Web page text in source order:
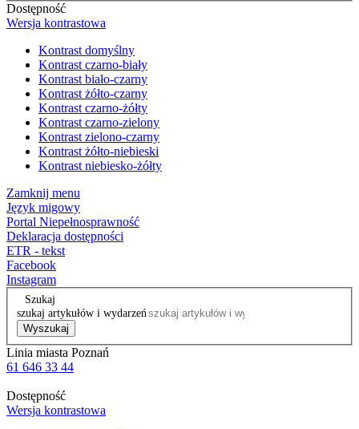
Dostępność
Wersja kontrastowa
Kontrast domyślny
Kontrast czarno-biały
Kontrast biało-czarny
Kontrast żółto-czarny
Kontrast czarno-żółty
Kontrast czarno-zielony
Kontrast zielono-czarny
Kontrast żółto-niebieski
Kontrast niebiesko-żółty
Zamknij menu
Język migowy
Portal Niepełnosprawność
Deklaracja dostępności
ETR - tekst
Facebook
Instagram
Szukaj
szukaj artykułów i wydarzeń
Wyszukaj
Linia miasta Poznań
61 646 33 44
Dostępność
Wersja kontrastowa